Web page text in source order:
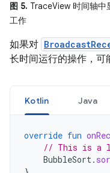
图 5. TraceView 时间轴中
工作
如果对
长时间运行的操作，可
Kotlin Java
override fun
// This is a
BubbleSort.